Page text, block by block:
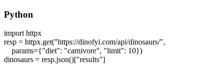
Python
import httpx
resp = httpx.get("https://dinofyi.com/api/dinosaurs/",
params={"diet": "carnivore", "limit": 10})
dinosaurs = resp.json()["results"]